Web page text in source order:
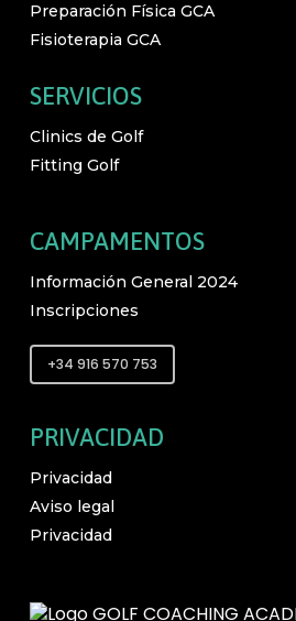
Preparación Física GCA
Fisioterapia GCA
SERVICIOS
Clinics de Golf
Fitting Golf
CAMPAMENTOS
Información General 2024
Inscripciones
+34 916 570 753
PRIVACIDAD
Privacidad
Aviso legal
Privacidad